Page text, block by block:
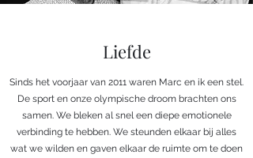
Liefde
Sinds het voorjaar van 2011 waren Marc en ik een stel.
De sport en onze olympische droom brachten ons
samen. We bleken al snel een diepe emotionele
verbinding te hebben. We steunden elkaar bij alles
wat we wilden en gaven elkaar de ruimte om te doen